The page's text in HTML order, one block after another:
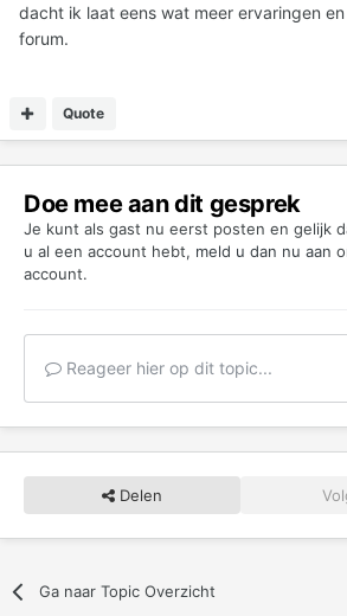
dacht ik laat eens wat meer ervaringen
forum.
Quote
Doe mee aan dit gesprek
Je kunt als gast nu eerst posten en gelijk
u al een account hebt, meld u dan nu aan
account.
Reageer hier op dit topic...
Delen
Ga naar Topic Overzicht